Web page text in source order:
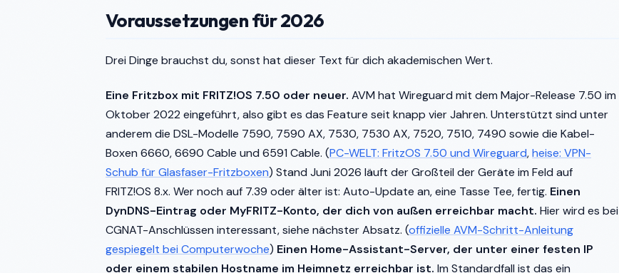
Voraussetzungen für 2026
Drei Dinge brauchst du, sonst hat dieser Text für dich akademischen Wert.
Eine Fritzbox mit FRITZ!OS 7.50 oder neuer. AVM hat Wireguard mit dem Major-Release 7.50 im
Oktober 2022 eingeführt, also gibt es das Feature seit knapp vier Jahren. Unterstützt sind unter
anderem die DSL-Modelle 7590, 7590 AX, 7530, 7530 AX, 7520, 7510, 7490 sowie die Kabel-
Boxen 6660, 6690 Cable und 6591 Cable. (PC-WELT: FritzOS 7.50 und Wireguard,heise: VPN-
Schub für Glasfaser-Fritzboxen) Stand Juni 2026 läuft der Großteil der Geräte im Feld auf
FRITZ!OS 8.x. Wer noch auf 7.39 oder älter ist: Auto-Update an, eine Tasse Tee, fertig. Einen
DynDNS-Eintrag oder MyFRITZ-Konto, der dich von außen erreichbar macht. Hier wird es bei
CGNAT-Anschlüssen interessant, siehe nächster Absatz. (offizielle AVM-Schritt-Anleitung
gespiegelt bei Computerwoche) Einen Home-Assistant-Server, der unter einer festen IP
oder einem stabilen Hostname im Heimnetz erreichbar ist. Im Standardfall ist das ein